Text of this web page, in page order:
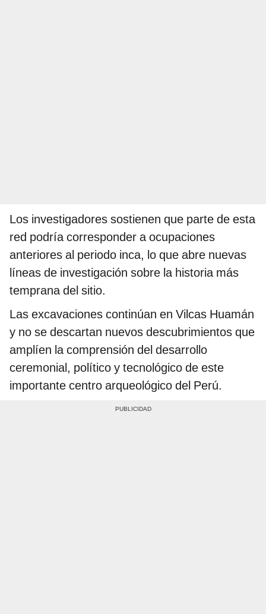
Los investigadores sostienen que parte de esta
red podría corresponder a ocupaciones
anteriores al periodo inca, lo que abre nuevas
líneas de investigación sobre la historia más
temprana del sitio.
Las excavaciones continúan en Vilcas Huamán
y no se descartan nuevos descubrimientos que
amplíen la comprensión del desarrollo
ceremonial, político y tecnológico de este
importante centro arqueológico del Perú.